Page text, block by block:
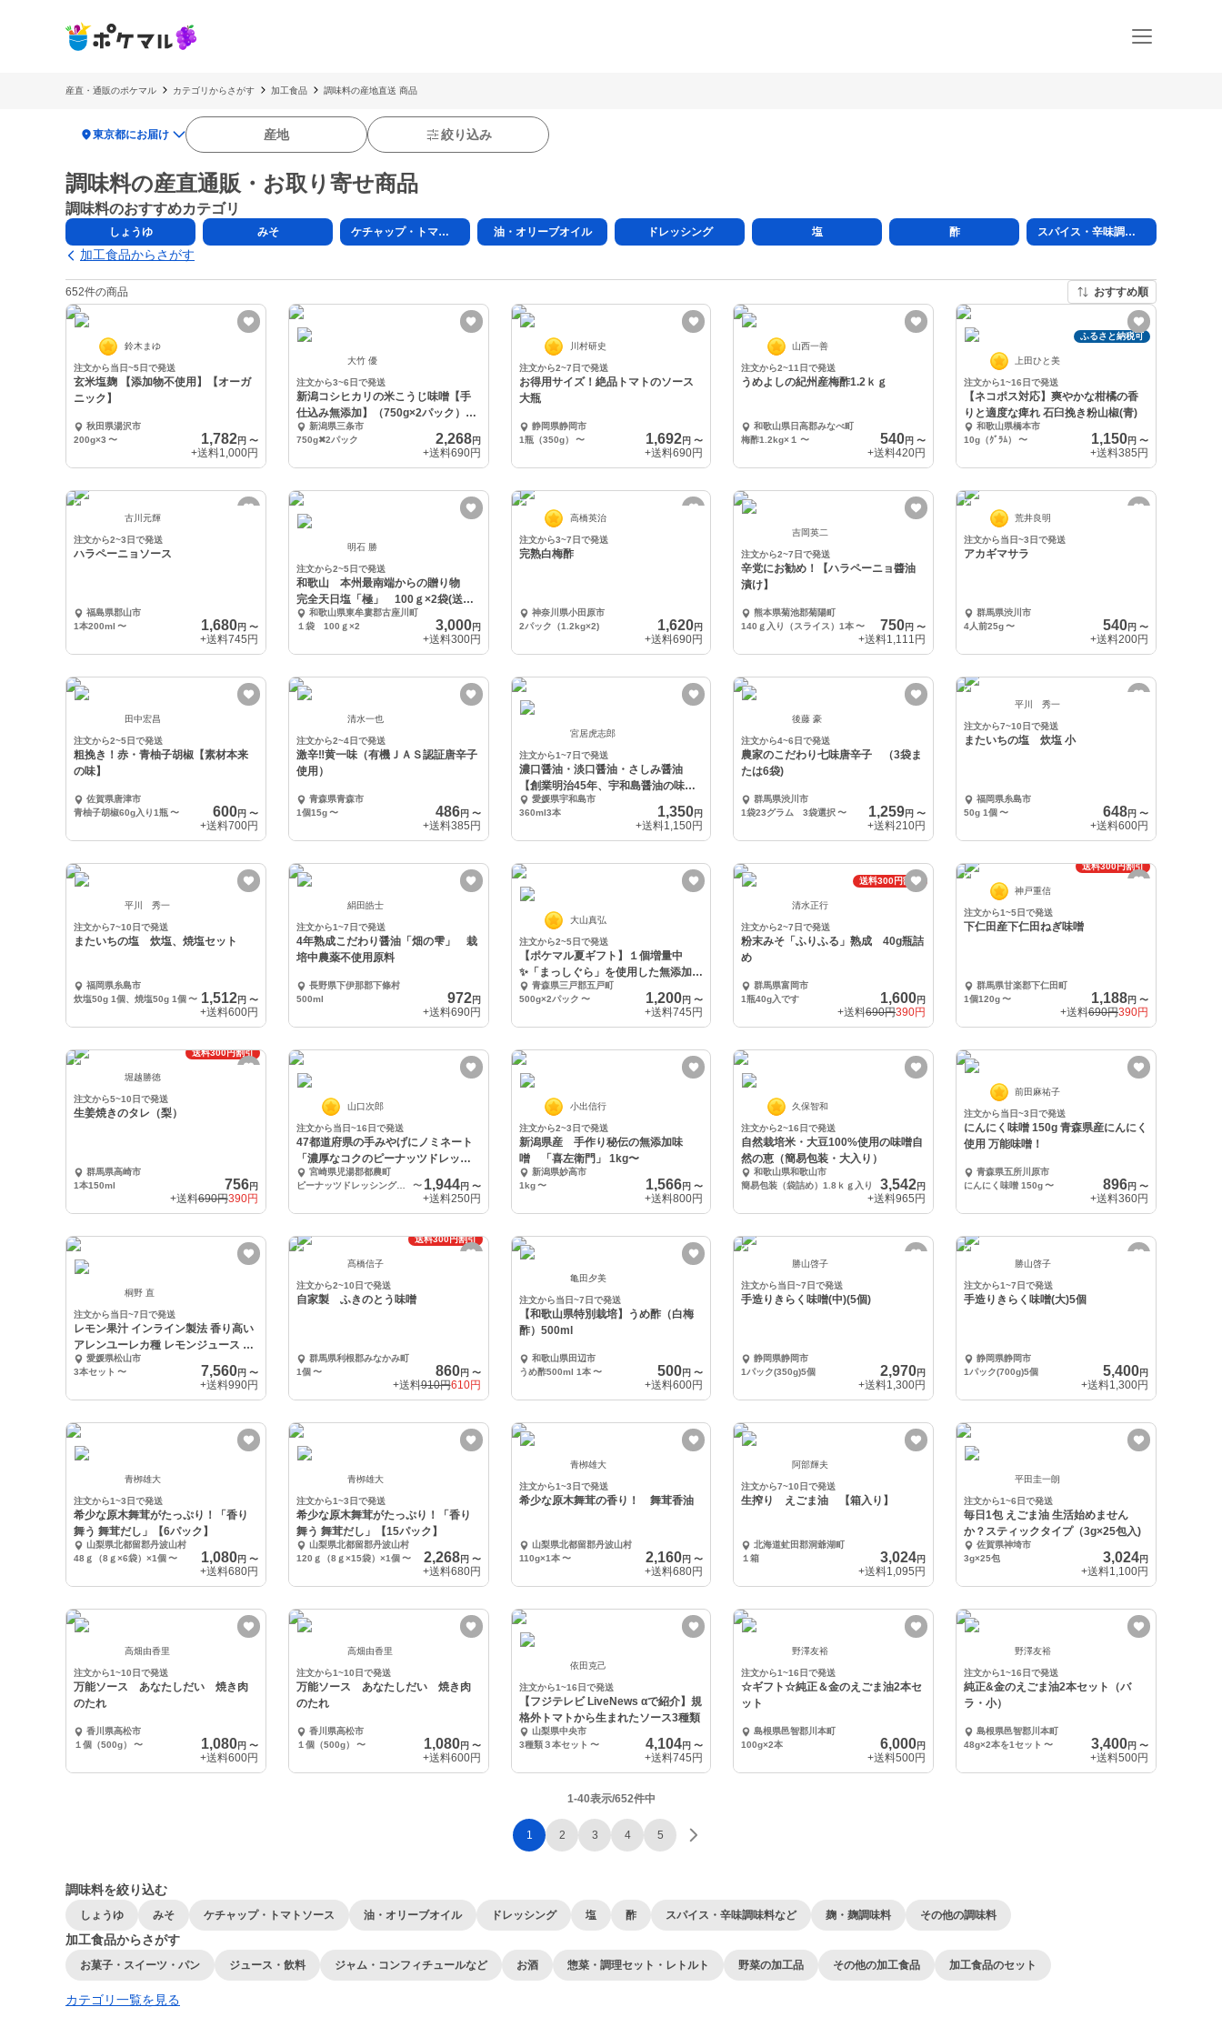
産直・通販のポケマル カテゴリからさがす 加工食品 調味料の産地直送 商品
location_on東京都にお届け 産地 絞り込み
調味料の産直通販・お取り寄せ商品
調味料のおすすめカテゴリ
しょうゆ みそ ケチャップ・トマトソース 油・オリーブオイル ドレッシング 塩 酢 スパイス・辛味調味料など
加工食品からさがす
652件の商品 おすすめ順
鈴木まゆ
注文から当日~5日で発送
玄米塩麹 【添加物不使用】【オーガ
ニック】
秋田県湯沢市
200g×3 〜 1,782円 〜
+送料1,000円
大竹 優
注文から3~6日で発送
新潟コシヒカリの米こうじ味噌【手
仕込み無添加】（750g×2パック）
1.5kg新潟県三条市
750g✖2パック
2,268円
+送料690円
川村研史
注文から2~7日で発送
お得用サイズ！絶品トマトのソース
大瓶
静岡県静岡市
1瓶（350g）
〜 1,692円〜
+送料690円
山西一善
注文から2~11日で発送
うめよしの紀州産梅酢1.2ｋｇ
和歌山県日高郡みなべ町
梅酢1.2kg×１ 〜 540円〜
+送料420円
ふるさと納税可
上田ひと美
注文から1~16日で発送
【ネコポス対応】爽やかな柑橘の香
りと適度な痺れ 石臼挽き粉山椒(青)
和歌山県橋本市
10g（ｸﾞﾗﾑ）
〜 1,150円 〜
+送料385円
古川元輝
注文から2~3日で発送
ハラペーニョソース
福島県郡山市
1本200ml 〜 1,680円 〜
+送料745円
明石 勝
注文から2~5日で発送
和歌山 本州最南端からの贈り物
完全天日塩「極」 100ｇ×2袋(送料
300円)
和歌山県東牟婁郡古座川町
１袋 100ｇ×2
3,000円
+送料300円
高橋英治
注文から3~7日で発送
完熟白梅酢
神奈川県小田原市
2パック（1.2kg×2)
1,620円
+送料690円
吉岡英二
注文から2~7日で発送
辛党にお勧め！【ハラペーニョ醬油
漬け】
熊本県菊池郡菊陽町
140ｇ入り（スライス）1本 〜 750円〜
+送料1,111円
荒井良明
注文から当日~3日で発送
アカギマサラ
群馬県渋川市
4人前25g〜 540円 〜
+送料200円
田中宏昌
注文から2~5日で発送
粗挽き！赤・青柚子胡椒【素材本来
の味】
佐賀県唐津市
青柚子胡椒60g入り1瓶〜 600円 〜
+送料700円
清水一也
注文から2~4日で発送
激辛‼️黄一味（有機ＪＡＳ認証唐辛子
使用）
青森県青森市
1個15g 〜 486円 〜
+送料385円
宮居虎志郎
注文から1~7日で発送
濃口醤油・淡口醤油・さしみ醤油
【創業明治45年、宇和島醤油の味く
らべ】
愛媛県宇和島市
360ml3本
1,350円
+送料1,150円
後藤 豪
注文から4~6日で発送
農家のこだわり七味唐辛子 （3袋ま
たは6袋)
群馬県渋川市
1袋23グラム 3袋選択 〜 1,259円〜
+送料210円
平川 秀一
注文から7~10日で発送
またいちの塩 炊塩 小
福岡県糸島市
50g 1個 〜 648円 〜
+送料600円
平川 秀一
注文から7~10日で発送
またいちの塩 炊塩、焼塩セット
福岡県糸島市
炊塩50g 1個、焼塩50g 1個 〜 1,512円 〜
+送料600円
絹田皓士
注文から1~7日で発送
4年熟成こだわり醤油「畑の雫」 栽
培中農薬不使用原料
長野県下伊那郡下條村
500ml
972円
+送料690円
大山真弘
注文から2~5日で発送
【ポケマル夏ギフト】１個増量中
✨️「まっしぐら」を使用した無添加手
造り3年味噌
青森県三戸郡五戸町
500g×2パック 〜 1,200円〜
+送料745円
送料300円割引
清水正行
注文から2~7日で発送
粉末みそ「ふりふる」熟成 40g瓶詰
め
群馬県富岡市
1瓶40g入です
1,600円
+送料690円390円
送料300円割引
神戸重信
注文から1~5日で発送
下仁田産下仁田ねぎ味噌
群馬県甘楽郡下仁田町
1個120g〜 1,188円 〜
+送料690円390円
送料300円割引
堀越勝徳
注文から5~10日で発送
生姜焼きのタレ（梨）
群馬県高崎市
1本150ml
756円
+送料690円390円
山口次郎
注文から当日~16日で発送
47都道府県の手みやげにノミネート
「濃厚なコクのピーナッツドレッシ
ング」
宮崎県児湯郡都農町
ピーナッツドレッシング オリジナル・中華・味噌の3種類セット
〜 1,944円 〜
+送料250円
小出信行
注文から2~3日で発送
新潟県産 手作り秘伝の無添加味
噌 「喜左衛門」 1kg〜
新潟県妙高市
1kg 〜 1,566円〜
+送料800円
久保智和
注文から2~16日で発送
自然栽培米・大豆100%使用の味噌自
然の恵（簡易包装・大入り）
和歌山県和歌山市
簡易包装（袋詰め）1.8ｋｇ入り
3,542円
+送料965円
前田麻祐子
注文から当日~3日で発送
にんにく味噌 150g 青森県産にんにく
使用 万能味噌！
青森県五所川原市
にんにく味噌 150g〜 896円 〜
+送料360円
桐野 直
注文から当日~7日で発送
レモン果汁 インライン製法 香り高い
アレンユーレカ種 レモンジュース 1L
大容量
愛媛県松山市
3本セット 〜 7,560円 〜
+送料990円
送料300円割引
髙橋信子
注文から2~10日で発送
自家製 ふきのとう味噌
群馬県利根郡みなかみ町
1個 〜 860円 〜
+送料910円610円
亀田夕美
注文から当日~7日で発送
【和歌山県特別栽培】うめ酢（白梅
酢）500ml
和歌山県田辺市
うめ酢500ml 1本 〜 500円〜
+送料600円
勝山啓子
注文から当日~7日で発送
手造りきらく味噌(中)(5個)
静岡県静岡市
1パック(350g)5個
2,970円
+送料1,300円
勝山啓子
注文から1~7日で発送
手造りきらく味噌(大)5個
静岡県静岡市
1パック(700g)5個
5,400円
+送料1,300円
青栁雄大
注文から1~3日で発送
希少な原木舞茸がたっぷり！「香り
舞う 舞茸だし」【6パック】
山梨県北都留郡丹波山村
48ｇ（8ｇ×6袋）×1個 〜 1,080円 〜
+送料680円
青栁雄大
注文から1~3日で発送
希少な原木舞茸がたっぷり！「香り
舞う 舞茸だし」【15パック】
山梨県北都留郡丹波山村
120ｇ（8ｇ×15袋）×1個 〜 2,268円 〜
+送料680円
青栁雄大
注文から1~3日で発送
希少な原木舞茸の香り！ 舞茸香油
山梨県北都留郡丹波山村
110g×1本 〜 2,160円〜
+送料680円
阿部輝夫
注文から7~10日で発送
生搾り えごま油 【箱入り】
北海道虻田郡洞爺湖町
１箱
3,024円
+送料1,095円
平田圭一朗
注文から1~6日で発送
毎日1包 えごま油 生活始めません
か？スティックタイプ（3g×25包入)
佐賀県神埼市
3g×25包
3,024円
+送料1,100円
高畑由香里
注文から1~10日で発送
万能ソース あなたしだい 焼き肉
のたれ
香川県高松市
１個（500g）
〜 1,080円 〜
+送料600円
高畑由香里
注文から1~10日で発送
万能ソース あなたしだい 焼き肉
のたれ
香川県高松市
１個（500g）
〜 1,080円 〜
+送料600円
依田克己
注文から1~16日で発送
【フジテレビ LiveNews αで紹介】規
格外トマトから生まれたソース3種類
山梨県中央市
3種類３本セット 〜 4,104円〜
+送料745円
野澤友裕
注文から1~16日で発送
☆ギフト☆純正＆金のえごま油2本セ
ット
島根県邑智郡川本町
100g×2本
6,000円
+送料500円
野澤友裕
注文から1~16日で発送
純正&金のえごま油2本セット（バ
ラ・小）
島根県邑智郡川本町
48g×2本を1セット 〜 3,400円 〜
+送料500円
1-40表示/652件中
1 2 3 4 5
調味料を絞り込む
しょうゆ みそ ケチャップ・トマトソース 油・オリーブオイル ドレッシング 塩 酢 スパイス・辛味調味料など 麹・麹調味料 その他の調味料
加工食品からさがす
お菓子・スイーツ・パン ジュース・飲料 ジャム・コンフィチュールなど お酒 惣菜・調理セット・レトルト 野菜の加工品 その他の加工食品 加工食品のセット
カテゴリ一覧を見る